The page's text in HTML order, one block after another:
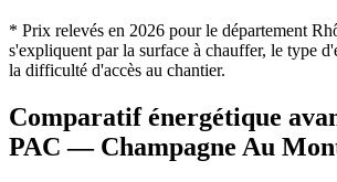
* Prix relevés en 2026 pour le département
s'expliquent par la surface à chauffer, le type
la difficulté d'accès au chantier.
Comparatif énergétique
PAC — Champagne Au